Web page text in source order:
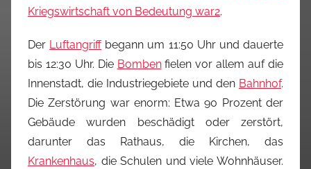
Kriegswirtschaft von Bedeutung war2.
Der Luftangriffbegann um 11:50 Uhrund dauerte
bis 12:30 Uhr. Die Bombenfielen vor allem auf die
Innenstadt, die Industriegebiete und den Bahnhof.
Die Zerstörung war enorm: Etwa90 Prozentder
Gebäude wurden beschädigt oder zerstört,
darunter das Rathaus, die Kirchen, das
Krankenhaus, die Schulen und viele Wohnhäuser.